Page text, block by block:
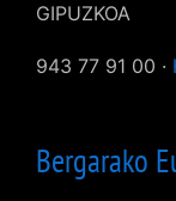
GIPUZKOA
943 77 91 00 ·
Bergarako